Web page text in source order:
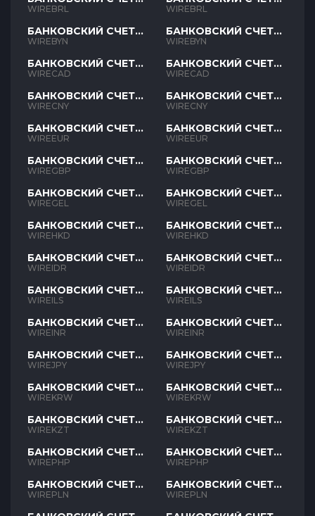
BRL
WIREBRL
БАНКОВСКИЙ СЧЕТ
BYN
WIREBYN
БАНКОВСКИЙ СЧЕТ
CAD
WIRECAD
БАНКОВСКИЙ СЧЕТ
CNY
WIRECNY
БАНКОВСКИЙ СЧЕТ
EUR
WIREEUR
БАНКОВСКИЙ СЧЕТ
GBP
WIREGBP
БАНКОВСКИЙ СЧЕТ
GEL
WIREGEL
БАНКОВСКИЙ СЧЕТ
HKD
WIREHKD
БАНКОВСКИЙ СЧЕТ
IDR
WIREIDR
БАНКОВСКИЙ СЧЕТ
ILS
WIREILS
БАНКОВСКИЙ СЧЕТ
INR
WIREINR
БАНКОВСКИЙ СЧЕТ
JPY
WIREJPY
БАНКОВСКИЙ СЧЕТ
KRW
WIREKRW
БАНКОВСКИЙ СЧЕТ
KZT
WIREKZT
БАНКОВСКИЙ СЧЕТ
PHP
WIREPHP
БАНКОВСКИЙ СЧЕТ
PLN
WIREPLN
BRL
WIREBRL
БАНКОВСКИЙ СЧЕТ
BYN
WIREBYN
БАНКОВСКИЙ СЧЕТ
CAD
WIRECAD
БАНКОВСКИЙ СЧЕТ
CNY
WIRECNY
БАНКОВСКИЙ СЧЕТ
EUR
WIREEUR
БАНКОВСКИЙ СЧЕТ
GBP
WIREGBP
БАНКОВСКИЙ СЧЕТ
GEL
WIREGEL
БАНКОВСКИЙ СЧЕТ
HKD
WIREHKD
БАНКОВСКИЙ СЧЕТ
IDR
WIREIDR
БАНКОВСКИЙ СЧЕТ
ILS
WIREILS
БАНКОВСКИЙ СЧЕТ
INR
WIREINR
БАНКОВСКИЙ СЧЕТ
JPY
WIREJPY
БАНКОВСКИЙ СЧЕТ
KRW
WIREKRW
БАНКОВСКИЙ СЧЕТ
KZT
WIREKZT
БАНКОВСКИЙ СЧЕТ
PHP
WIREPHP
БАНКОВСКИЙ СЧЕТ
PLN
WIREPLN